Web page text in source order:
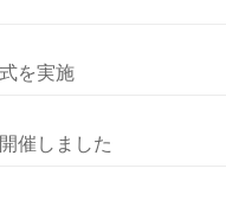
を実施
催しました